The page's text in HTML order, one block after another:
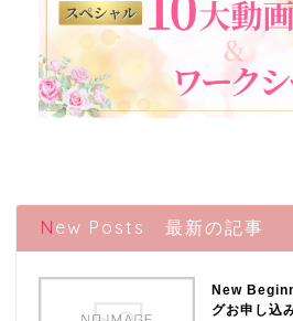
New Posts 最新の記事
New
グお申し込